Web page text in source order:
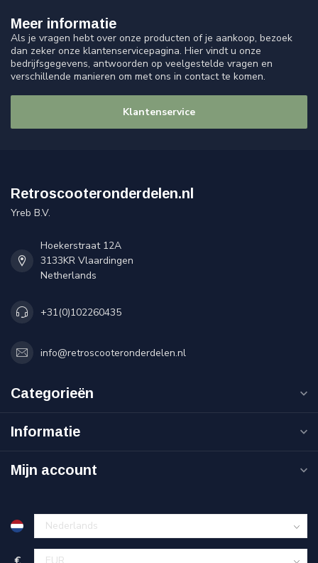
Meer informatie
Als je vragen hebt over onze producten of je aankoop, bezoek
dan zeker onze klantenservicepagina. Hier vindt u onze
bedrijfsgegevens, antwoorden op veelgestelde vragen en
verschillende manieren om met ons in contact te komen.
Klantenservice
Retroscooteronderdelen.nl
Yreb B.V.
Hoekerstraat 12A
3133KR Vlaardingen
Netherlands
+31(0)102260435
info@retroscooteronderdelen.nl
Categorieën
Informatie
Mijn account